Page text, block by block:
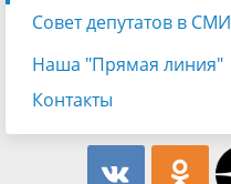
Совет депутатов в СМИ
Наша "Прямая линия"
Контакты